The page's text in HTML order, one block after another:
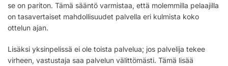
se on pariton. Tämä sääntö varmistaa, että molemmilla pelaajilla
on tasavertaiset mahdollisuudet palvella eri kulmista koko
ottelun ajan.
Lisäksi yksinpelissä ei ole toista palvelua; jos palvelija tekee
virheen, vastustaja saa palvelun välittömästi. Tämä lisää